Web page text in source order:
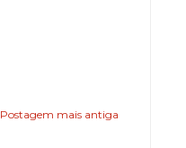
Postagem mais antiga